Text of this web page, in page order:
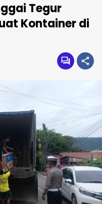
Tegur
Kontainer di